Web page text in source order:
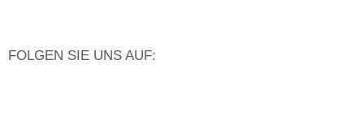
FOLGEN SIE UNS AUF: